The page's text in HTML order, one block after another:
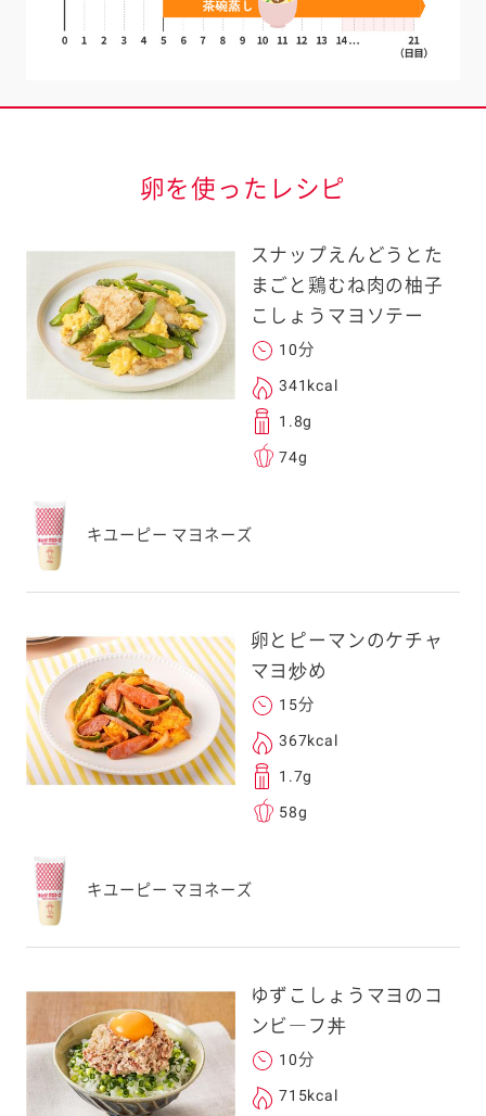
卵を使ったレシピ
スナップえんどうとた
まごと鶏むね肉の柚子
こしょうマヨソテー
10分
341kcal
1.8g
74g
キユーピー マヨネーズ
卵とピーマンのケチャ
マヨ炒め
15分
367kcal
1.7g
58g
キユーピー マヨネーズ
ゆずこしょうマヨのコ
ンビ―フ丼
10分
715kcal